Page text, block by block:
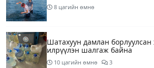
8 цагийн өмнө
Шатахуун дамлан борлуулсан
илрүүлэн шалгаж байна
10 цагийн өмнө 3